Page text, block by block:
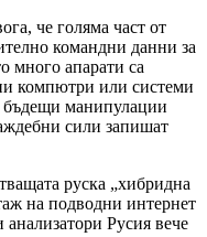
че голяма част от
командни данни за
много апарати са
компютри или системи
бъдещи манипулации
сили запишат
руска „хибридна
на подводни интернет
Русия вече